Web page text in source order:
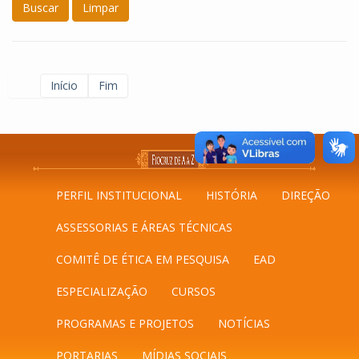
Buscar Limpar
Início Fim
PERFIL INSTITUCIONAL HISTÓRIA DIREÇÃO
ASSESSORIAS E ÁREAS TÉCNICAS
COMITÊ DE ÉTICA EM PESQUISA EAD
ESPECIALIZAÇÃO CURSOS
PROGRAMAS E PROJETOS NOTÍCIAS
PORTARIAS MÍDIAS SOCIAIS